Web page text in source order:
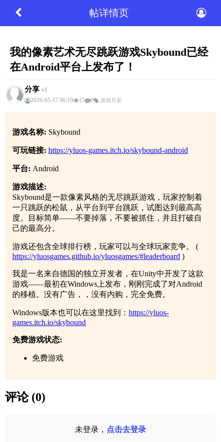
帖详情页
我的像素艺术无尽跳跃游戏Skybound已经
在Android平台上发布了！
分享 v1
2026-05-17 06:19
15 0 游戏开发
游戏名称: Skybound
可玩链接: https://yluos-games.itch.io/skybound-android
平台: Android
游戏描述:
Skybound是一款像素风格的无尽跳跃游戏，玩家控制着
一只跳跃的松鼠，从平台到平台跳跃，试图达到最高高
度。目标简单——不要掉落，不要被抓住，并且打破自
己的最高分。
游戏还包含全球排行榜，玩家可以与全球玩家竞争。 (
https://yluosgames.github.io/yluosgames/#leaderboard )
我是一名来自德国的独立开发者，在Unity中开发了这款
游戏——最初在Windows上发布，刚刚完成了对Android
的移植。没有广告，，没有内购，完全免费。
Windows版本也可以在这里找到： https://yluos-
games.itch.io/skybound
免费游戏状态:
免费游戏
评论 (0)
未登录， 点击去登录